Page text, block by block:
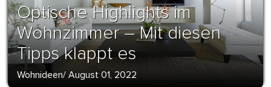
Optische Highlights im
Wohnzimmer – Mit diesen
Tipps klappt es
Wohnideen/ August 01, 2022